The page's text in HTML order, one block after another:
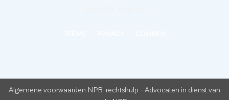
Algemene voorwaarden NPB-rechtshulp - Advocaten in dienst van